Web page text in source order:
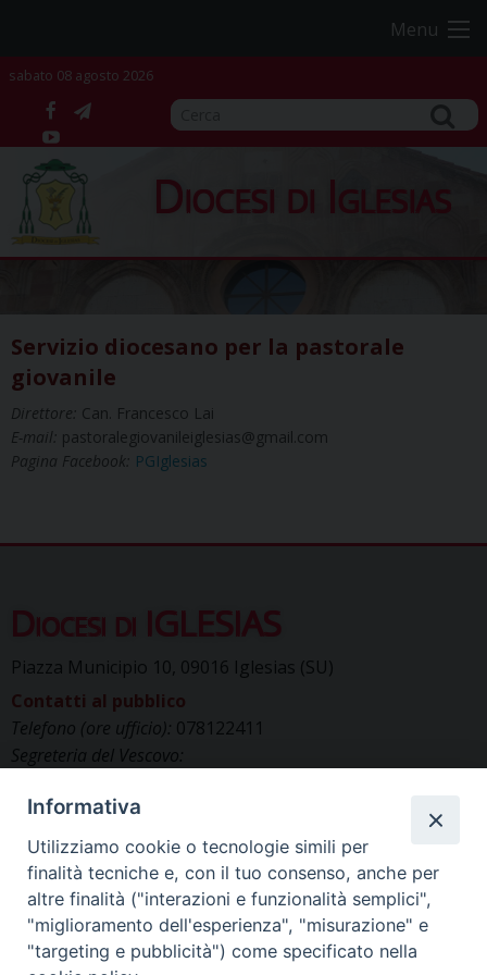
content
Menu
sabato 08 agosto 2026
facebook
telegram
YouTube
Diocesi di Iglesias
Servizio diocesano per la pastorale
giovanile
Direttore: Can. Francesco Lai
E-mail: pastoralegiovanileiglesias@gmail.com
Pagina Facebook: PGIglesias
Diocesi di IGLESIAS
Piazza Municipio 10, 09016 Iglesias (SU)
Contatti al pubblico
Telefono (ore ufficio): 078122411
Segreteria del Vescovo:
Uffici di Curia:curia_iglesias@libero.it
Cancelleria (richiesta documenti):
canc.curia.iglesias@tiscali.it
Comunicazione & media (ufficio stampa):
ucs.iglesias@gmail.com
Informativa
Utilizziamo cookie o tecnologie simili per
finalità tecniche e, con il tuo consenso, anche per
altre finalità ("interazioni e funzionalità semplici",
"miglioramento dell'esperienza", "misurazione" e
"targeting e pubblicità") come specificato nella